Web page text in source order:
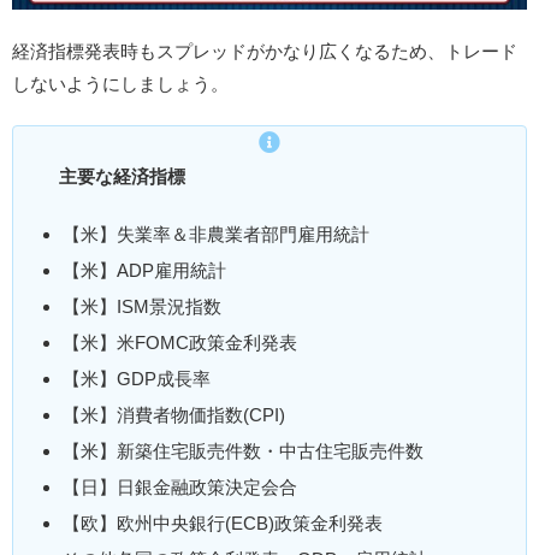
経済指標発表時もスプレッドがかなり広くなるため、トレード
しないようにしましょう。
主要な経済指標
【米】失業率＆非農業者部門雇用統計
【米】ADP雇用統計
【米】ISM景況指数
【米】米FOMC政策金利発表
【米】GDP成長率
【米】消費者物価指数(CPI)
【米】新築住宅販売件数・中古住宅販売件数
【日】日銀金融政策決定会合
【欧】欧州中央銀行(ECB)政策金利発表